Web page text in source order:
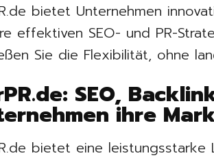
bietet Unternehmen
effektiven SEO- und PR-
Sie die Flexibilität, ohne
SEO,
ihre
bietet eine